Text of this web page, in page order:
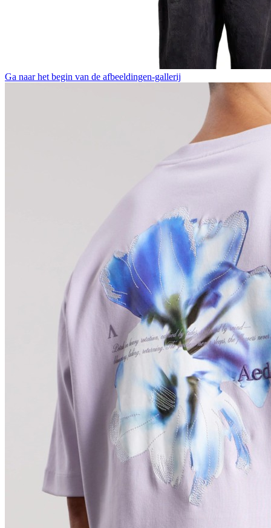
Ga naar het begin van de afbeeldingen-gallerij